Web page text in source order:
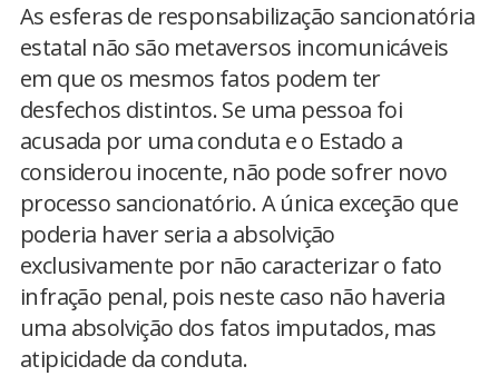
As esferas de responsabilização sancionatória
estatal não são metaversos incomunicáveis
em que os mesmos fatos podem ter
desfechos distintos. Se uma pessoa foi
acusada por uma conduta e o Estado a
considerou inocente, não pode sofrer novo
processo sancionatório. A única exceção que
poderia haver seria a absolvição
exclusivamente por não caracterizar o fato
infração penal, pois neste caso não haveria
uma absolvição dos fatos imputados, mas
atipicidade da conduta.